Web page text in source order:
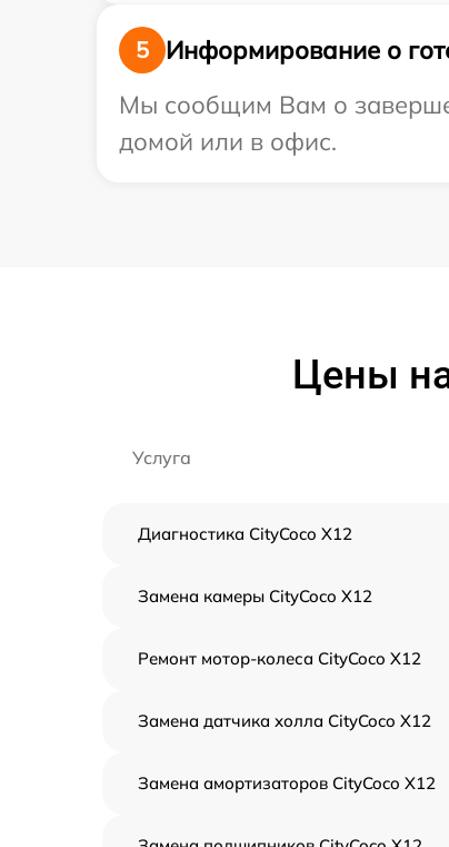
5
Информирование о
Мы сообщим Вам о
домой или в офис.
Цены
Услуга
Диагностика CityCoco X12
Замена камеры CityCoco X12
Ремонт мотор-колеса CityCoco X12
Замена датчика холла CityCoco X12
Замена амортизаторов CityCoco X12